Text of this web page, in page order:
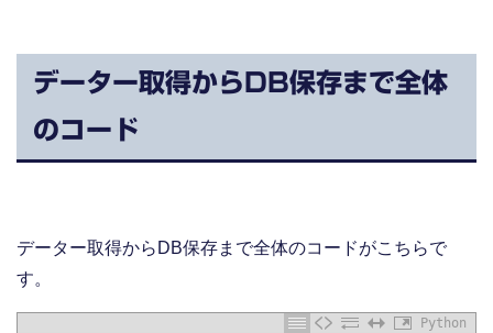
データー取得からDB保存まで全体
のコード
データー取得からDB保存まで全体のコードがこちらで
す。
Python